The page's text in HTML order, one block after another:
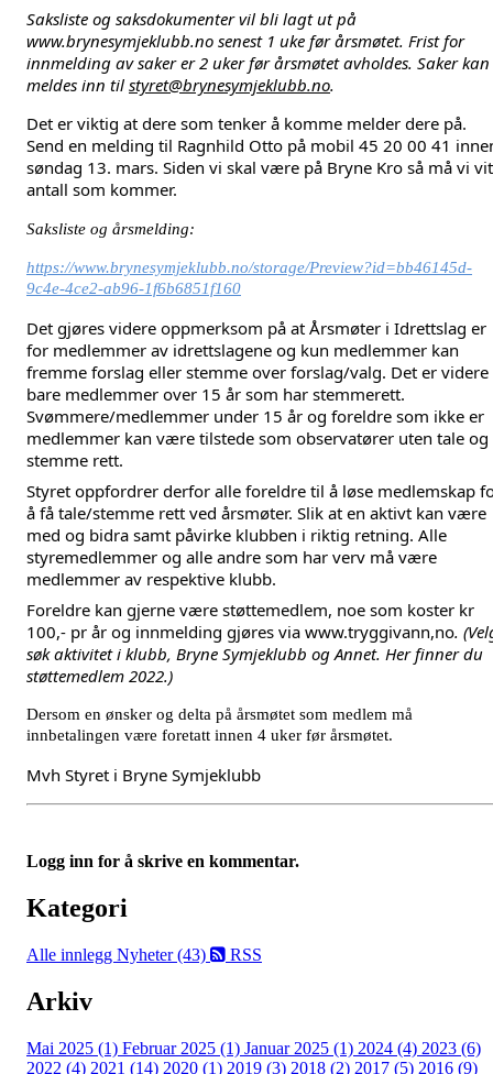
Saksliste og saksdokumenter vil bli lagt ut på
www.brynesymjeklubb.no senest 1 uke før årsmøtet. Frist for
innmelding av saker er 2 uker før årsmøtet avholdes. Saker kan
meldes inn til styret@brynesymjeklubb.no.
Det er viktig at dere som tenker å komme melder dere på.
Send en melding til Ragnhild Otto på mobil 45 20 00 41
søndag 13. mars. Siden vi skal være på Bryne Kro så må vi
antall som kommer.
Saksliste og årsmelding:
https://www.brynesymjeklubb.no/storage/Preview?id=bb46145d-
9c4e-4ce2-ab96-1f6b6851f160
Det gjøres videre oppmerksom på at Årsmøter i Idrettslag er
for medlemmer av idrettslagene og kun medlemmer kan
fremme forslag eller stemme over forslag/valg. Det er videre
bare medlemmer over 15 år som har stemmerett.
Svømmere/medlemmer under 15 år og foreldre som ikke er
medlemmer kan være tilstede som observatører uten tale og
stemme rett.
Styret oppfordrer derfor alle foreldre til å løse medlemskap
å få tale/stemme rett ved årsmøter. Slik at en aktivt kan være
med og bidra samt påvirke klubben i riktig retning. Alle
styremedlemmer og alle andre som har verv må være
medlemmer av respektive klubb.
Foreldre kan gjerne være støttemedlem, noe som koster kr
100,- pr år og innmelding gjøres via www.tryggivann,no.
søk aktivitet i klubb, Bryne Symjeklubb og Annet. Her finner du
støttemedlem 2022.)
Dersom en ønsker og delta på årsmøtet som medlem må
innbetalingen være foretatt innen 4 uker før årsmøtet.
Mvh Styret i Bryne Symjeklubb
Logg inn for å skrive en kommentar.
Kategori
Alle innlegg Nyheter (43) RSS
Arkiv
Mai 2025 (1) Februar 2025 (1) Januar 2025 (1) 2024 (4) 2023 (6)
2022 (4) 2021 (14) 2020 (1) 2019 (3) 2018 (2) 2017 (5) 2016 (9)